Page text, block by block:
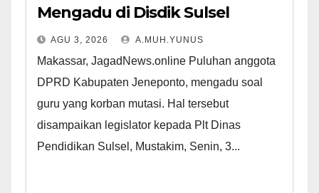
Mengadu di Disdik Sulsel
AGU 3, 2026 A.MUH.YUNUS
Makassar, JagadNews.online Puluhan anggota
DPRD Kabupaten Jeneponto, mengadu soal
guru yang korban mutasi. Hal tersebut
disampaikan legislator kepada Plt Dinas
Pendidikan Sulsel, Mustakim, Senin, 3...